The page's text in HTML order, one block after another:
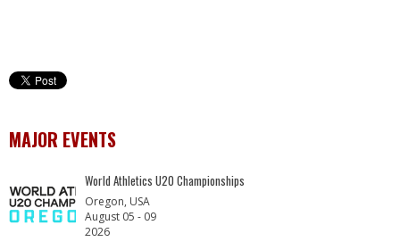
MAJOR EVENTS
World Athletics U20 Championships
Oregon, USA
August 05 - 09
2026